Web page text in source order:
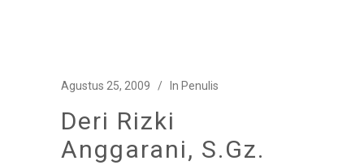
Agustus 25, 2009 In Penulis
Deri Rizki
Anggarani, S.Gz.